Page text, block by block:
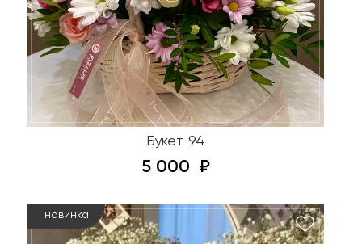
Букет 94
5 000
новинка